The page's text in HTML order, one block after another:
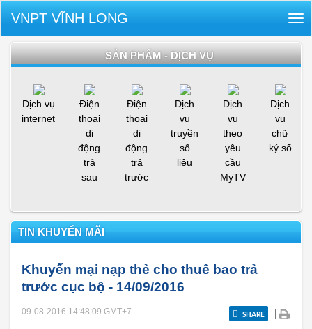
VNPT VĨNH LONG
SẢN PHẨM - DỊCH VỤ
Dịch vụ
internet
Điện
thoại
di
động
trả
sau
Điện
thoại
di
động
trả
trước
Dịch
vụ
truyền
số
liệu
Dịch
vụ
theo
yêu
cầu
MyTV
Dịch
vụ
chữ
ký số
TIN KHUYẾN MÃI
Khuyến mại nạp thẻ cho thuê bao trả
trước cục bộ - 14/09/2016
09-08-2016 14:48:09 GMT+7 SHARE |